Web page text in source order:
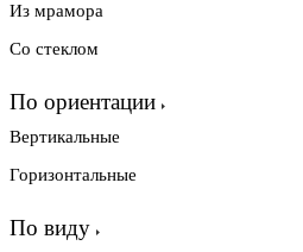
Из мрамора
Со стеклом
По ориентации
Вертикальные
Горизонтальные
По виду